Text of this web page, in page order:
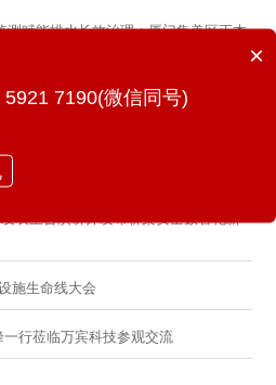
测赋能排水长效治理：厦门集美区正本
验室，万宾科技展示城市生命线监
会：分享AI感知防控创新方案
表主旨演讲并发布桥梁安全数智化新
施生命线大会
行莅临万宾科技参观交流
×
7190(微信同号)